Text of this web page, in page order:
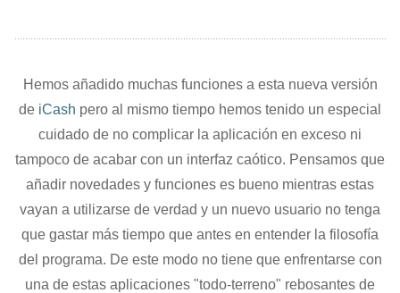
Hemos añadido muchas funciones a esta nueva versión
de iCash pero al mismo tiempo hemos tenido un especial
cuidado de no complicar la aplicación en exceso ni
tampoco de acabar con un interfaz caótico. Pensamos que
añadir novedades y funciones es bueno mientras estas
vayan a utilizarse de verdad y un nuevo usuario no tenga
que gastar más tiempo que antes en entender la filosofía
del programa. De este modo no tiene que enfrentarse con
una de estas aplicaciones "todo-terreno" rebosantes de